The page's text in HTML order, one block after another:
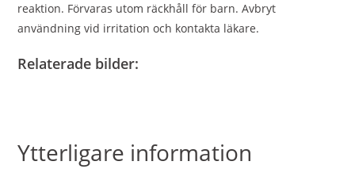
reaktion. Förvaras utom räckhåll för barn. Avbryt
användning vid irritation och kontakta läkare.
Relaterade bilder:
Ytterligare information